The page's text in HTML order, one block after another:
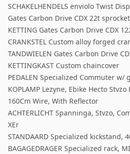
SCHAKELHENDELS enviolo Twist
Gates Carbon Drive CDX 22t
KETTING Gates Carbon Drive CDX
CRANKSTEL Custom alloy forged
TANDWIELEN Gates Carbon Drive
KETTINGKAST Custom chaincover
PEDALEN Specialized Commuter
KOPLAMP Lezyne, Ebike Hecto
160Cm Wire, With Reflector
ACHTERLICHT Spanninga, Stvzo,
XEr
STANDAARD Specialized kickstand,
BAGAGEDRAGER Specialized rack,